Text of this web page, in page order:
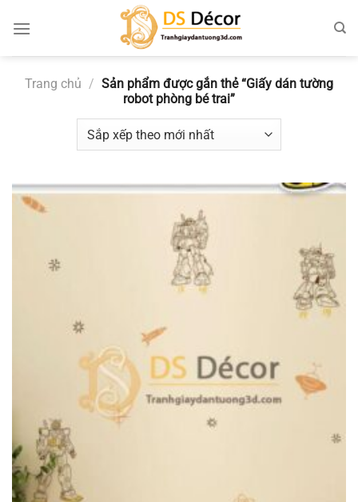
đến
Trang chủ / Sản phẩm được gắn thẻ “Giấy dán tường
robot phòng bé trai”